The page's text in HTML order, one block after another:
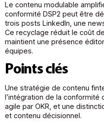
Le contenu modulable
conformité DSP2 peut être
trois posts LinkedIn, une
Ce recyclage réduit le coût
maintient une présence
équipes.
Points clés
Une stratégie de contenu
l’intégration de la conformité
agile par OKR, et une
et contenu décisionnel.